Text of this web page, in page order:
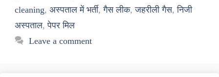
cleaning, अस्पताल में भर्ती,गैस लीक,जहरीली गैस,निजी
अस्पताल,पेपर मिल
Leave a comment